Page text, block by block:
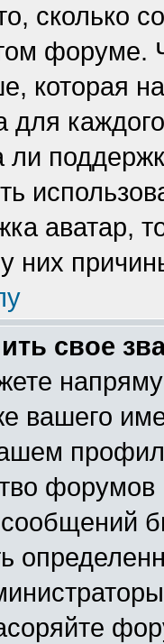
сколько
форуме.
которая
для
ли
аватар,
них
свое
вашего
форумов
сообщений